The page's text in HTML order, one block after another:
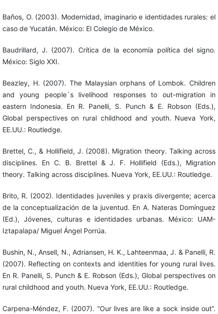
Baños, O. (2003). Modernidad, imaginario e identidades rurales: el
caso de Yucatán. México: El Colegio de México.
Baudrillard, J. (2007). Crítica de la economía política del signo.
México: Siglo XXI.
Beazley, H. (2007). The Malaysian orphans of Lombok. Children
and young people´s livelihood responses to out-migration in
eastern Indonesia. En R. Panelli, S. Punch & E. Robson (Eds.),
Global perspectives on rural childhood and youth. Nueva York,
EE.UU.: Routledge.
Brettel, C., & Hollifield, J. (2008). Migration theory. Talking across
disciplines. En C. B. Brettel & J. F. Hollifield (Eds.), Migration
theory. Talking across disciplines. Nueva York, EE.UU.: Routledge.
Brito, R. (2002). Identidades juveniles y praxis divergente; acerca
de la conceptualización de la juventud. En A. Nateras Domínguez
(Ed.), Jóvenes, culturas e identidades urbanas. México: UAM-
Iztapalapa/ Miguel Ángel Porrúa.
Bushin, N., Ansell, N., Adriansen, H. K., Lahteenmaa, J. & Panelli, R.
(2007). Reflecting on contexts and identities for young rural lives.
En R. Panelli, S. Punch & E. Robson (Eds.), Global perspectives on
rural childhood and youth. Nueva York, EE.UU.: Routledge.
Carpena-Méndez, F. (2007). “Our lives are like a sock inside out”.